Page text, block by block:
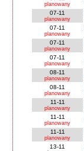
planowany
07-11
planowany
07-11
planowany
07-11
planowany
07-11
planowany
08-11
planowany
08-11
planowany
11-11
planowany
11-11
planowany
11-11
planowany
13-11